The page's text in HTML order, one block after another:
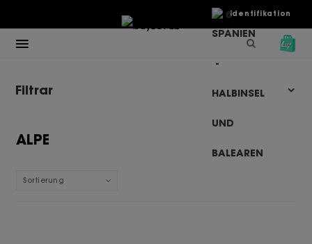
Identifikation
€
ALPE
Sortierung
Filtrar